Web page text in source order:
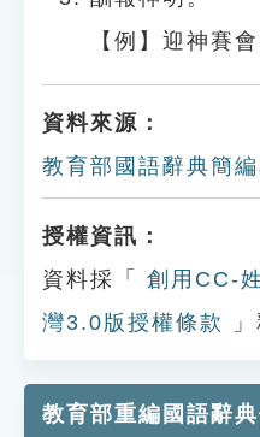
【例】迎神賽會
資料來源：
教育部國語辭典簡
授權資訊：
資料採「
創用CC-
灣3.0版授權條款
教育部重編國語辭